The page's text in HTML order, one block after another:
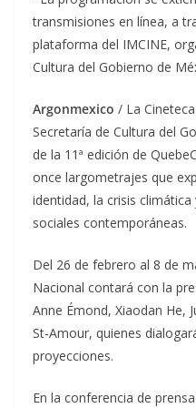
transmisiones en línea, a
plataforma del IMCINE,
Cultura del Gobierno de
Argonmexico / La
Secretaría de Cultura del
de la 11ª edición de
once largometrajes que
identidad, la crisis
sociales contemporáneas.
Del 26 de febrero al 8 de
Nacional contará con la
Anne Émond, Xiaodan He,
St-Amour, quienes
proyecciones.
En la conferencia de